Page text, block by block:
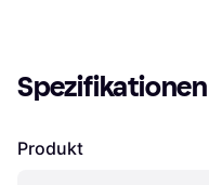
Spezifikationen
Produkt